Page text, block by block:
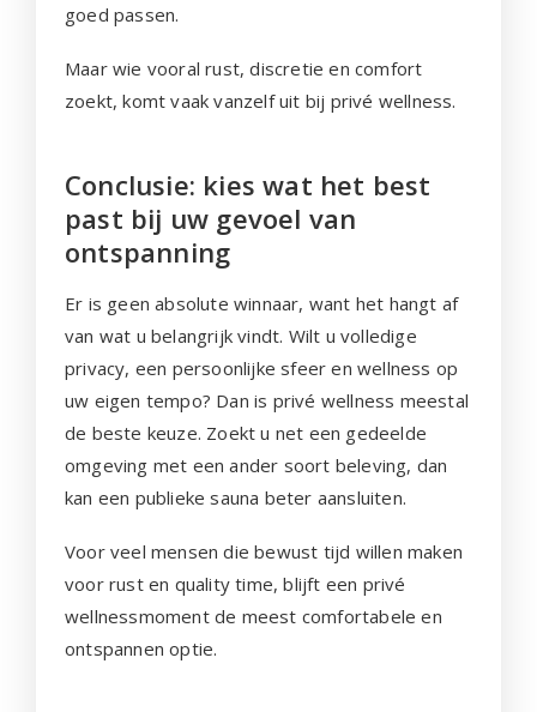
goed passen.
Maar wie vooral rust, discretie en comfort
zoekt, komt vaak vanzelf uit bij privé wellness.
Conclusie: kies wat het best
past bij uw gevoel van
ontspanning
Er is geen absolute winnaar, want het hangt af
van wat u belangrijk vindt. Wilt u volledige
privacy, een persoonlijke sfeer en wellness op
uw eigen tempo? Dan is privé wellness meestal
de beste keuze. Zoekt u net een gedeelde
omgeving met een ander soort beleving, dan
kan een publieke sauna beter aansluiten.
Voor veel mensen die bewust tijd willen maken
voor rust en quality time, blijft een privé
wellnessmoment de meest comfortabele en
ontspannen optie.